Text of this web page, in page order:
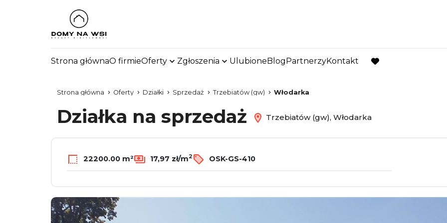
Strona głównaO firmieOferty Zgłoszenia UlubioneBlogPartnerzyKontakt
favorite
Strona główna Oferty Działki Sprzedaż Trzebiatów (gw) Włodarka
Działka na sprzedaż Trzebiatów (gw), Włodarka
22200.00 m² 17,97 zł/m2 OSK-GS-410